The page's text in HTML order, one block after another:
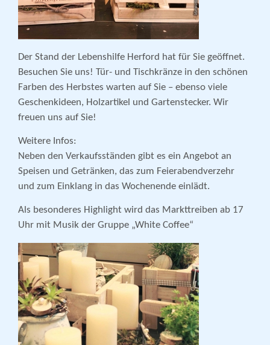
Der Stand der Lebenshilfe Herford hat für Sie geöffnet.
Besuchen Sie uns! Tür- und Tischkränze in den schönen
Farben des Herbstes warten auf Sie – ebenso viele
Geschenkideen, Holzartikel und Gartenstecker. Wir
freuen uns auf Sie!
Weitere Infos:
Neben den Verkaufsständen gibt es ein Angebot an
Speisen und Getränken, das zum Feierabendverzehr
und zum Einklang in das Wochenende einlädt.
Als besonderes Highlight wird das Markttreiben ab 17
Uhr mit Musik der Gruppe „White Coffee“